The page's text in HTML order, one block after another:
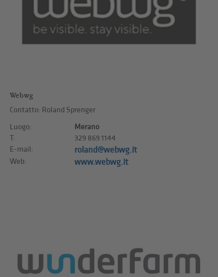
Webwg
Contatto: Roland Sprenger
Luogo:
Merano
T:
329 869 1144
E-mail:
roland@webwg.it
Web: www.webwg.it